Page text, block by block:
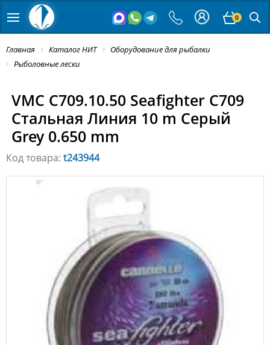
0
Главная Каталог НИТ
Оборудование для рыбалки
Рыболовные лески
VMC C709.10.50 Seafighter C709
Стальная Линия 10 m Серый
Grey 0.650 mm
Код товара: t243944